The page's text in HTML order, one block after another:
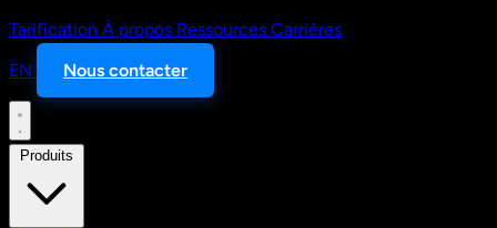
Tarification À propos Ressources Carrières
EN
Nous contacter